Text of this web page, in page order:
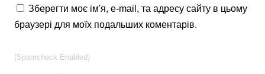
Зберегти моє ім'я, e-mail, та адресу сайту в цьому
браузері для моїх подальших коментарів.
(Spamcheck Enabled)